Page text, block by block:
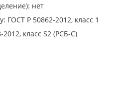
нет
ГОСТ Р 50862-2012, класс 1
класс S2 (РСБ-С)